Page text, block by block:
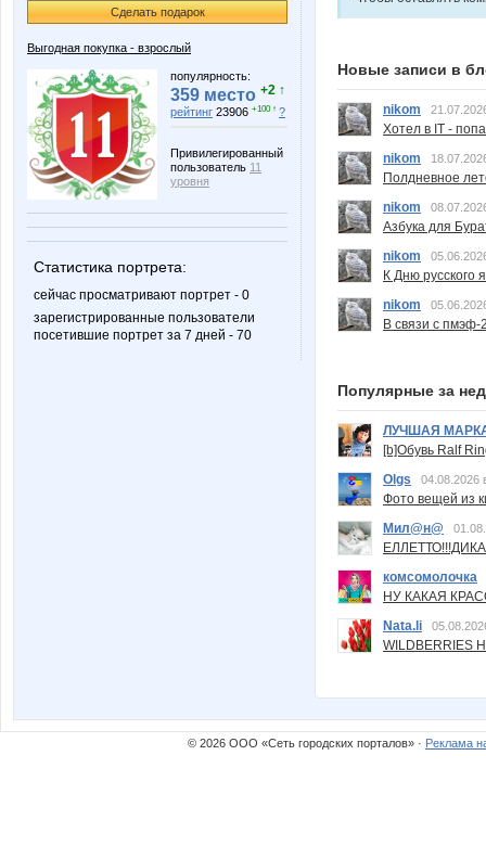
Сделать подарок
Выгодная покупка - взрослый
популярность:
359 место +2 ↑
рейтинг 23906 +100 ↑ ?
Привилегированный
пользователь 11
уровня
Статистика портрета:
сейчас просматривают портрет - 0
зарегистрированные пользователи
посетившие портрет за 7 дней - 70
Новые записи в
nikom
Хотел в IT -
nikom
Полдневное
nikom
Азбука для
nikom
К Дню русского
nikom
В связи с пмэф-
Популярные за
ЛУЧШАЯ
[b]Обувь Ralf
Olgs
04.08.2026
Фото вещей из
Мил@н@
комсомолочка
НУ КАКАЯ
Nata.li
© 2026 ООО «Сеть городских порталов» · Реклама